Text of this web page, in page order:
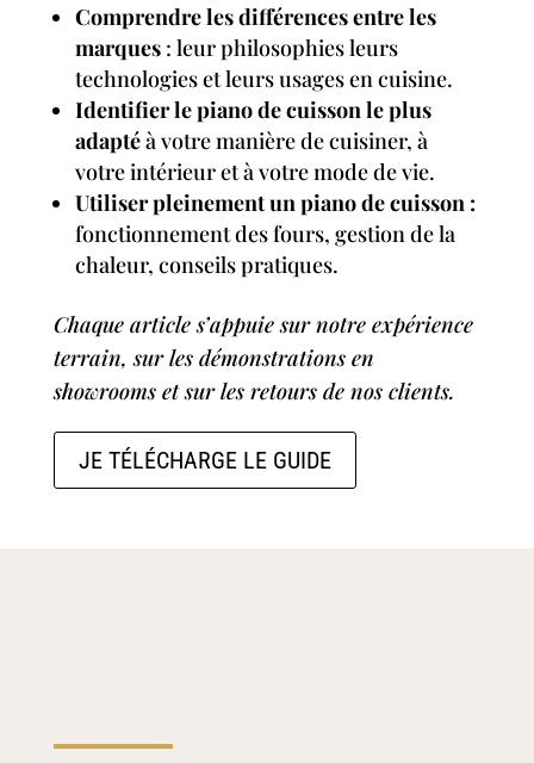
Comprendre les différences entre les
marques: leur philosophies leurs
technologies et leurs usages en cuisine.
Identifier le piano de cuisson le plus
adaptéà votre manière de cuisiner, à
votre intérieur et à votre mode de vie.
Utiliser pleinement un piano de cuisson :
fonctionnement des fours, gestion de la
chaleur, conseils pratiques.
Chaque article s’appuie sur notre expérience
terrain, sur les démonstrations en
showrooms et sur les retours de nos clients.
JE TÉLÉCHARGE LE GUIDE